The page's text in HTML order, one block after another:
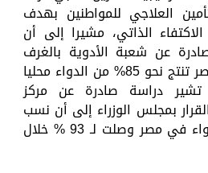
العلاجي للمواطنين بهدف
الذاتي، مشيرا إلى أن
عن شعبة الأدوية بالغرف
التجارية تشير إلى أن مصر تنتج نحو 85% من الدواء محليا
بينما تشير دراسة صادرة عن مركز
بمجلس الوزراء إلى أن نسب
الاكتفاء الذاتي من الدواء في مصر وصلت لـ 93 % خلال